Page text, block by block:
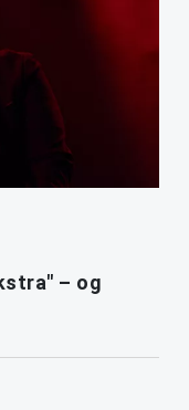
– og